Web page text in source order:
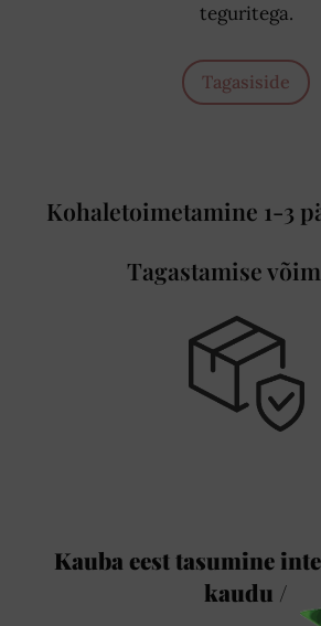
teguritega.
Tagasiside
Kohaletoimetamine 1-3
Tagastamise
Kauba eest tasumine
kaudu /